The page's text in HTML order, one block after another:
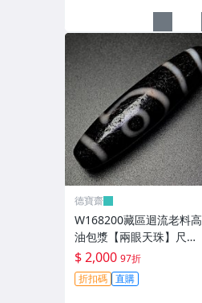
德寶齋
W168200藏區迴流老料高
油包漿【兩眼天珠】尺
寸：48*12毫米 重量11克
圖騰清晰流暢 天珠 瑪瑙 文
玩【德寶齋】498
$ 2,000 97折
折扣碼 直購